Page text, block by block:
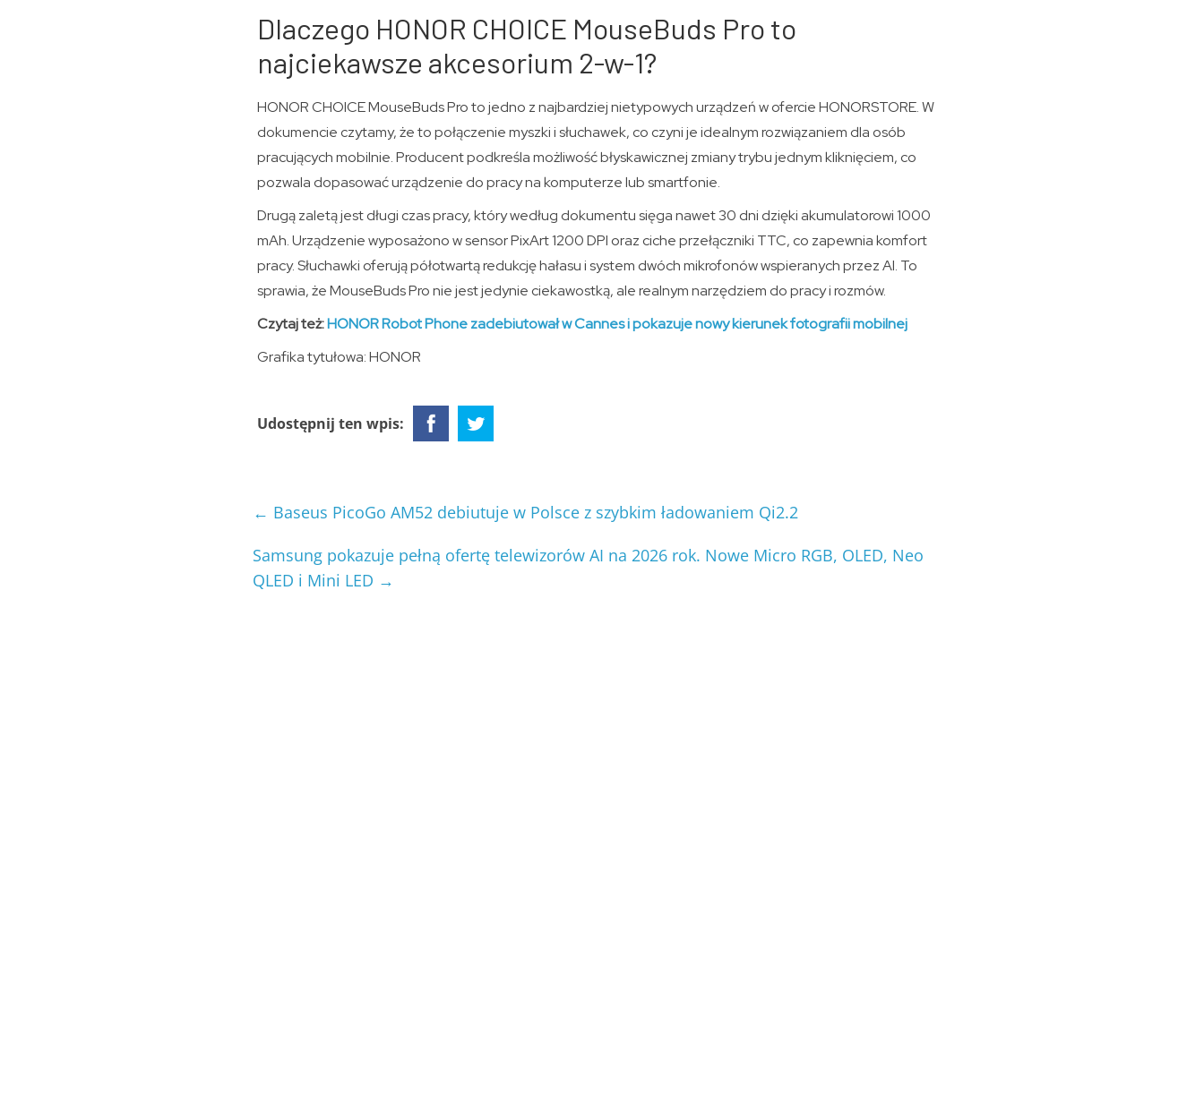
Dlaczego HONOR CHOICE MouseBuds Pro to
najciekawsze akcesorium 2-w-1?
HONOR CHOICE MouseBuds Pro to jedno z najbardziej nietypowych urządzeń w ofercie HONORSTORE. W
dokumencie czytamy, że to połączenie myszki i słuchawek, co czyni je idealnym rozwiązaniem dla osób
pracujących mobilnie. Producent podkreśla możliwość błyskawicznej zmiany trybu jednym kliknięciem, co
pozwala dopasować urządzenie do pracy na komputerze lub smartfonie.
Drugą zaletą jest długi czas pracy, który według dokumentu sięga nawet 30 dni dzięki akumulatorowi 1000
mAh. Urządzenie wyposażono w sensor PixArt 1200 DPI oraz ciche przełączniki TTC, co zapewnia komfort
pracy. Słuchawki oferują półotwartą redukcję hałasu i system dwóch mikrofonów wspieranych przez AI. To
sprawia, że MouseBuds Pro nie jest jedynie ciekawostką, ale realnym narzędziem do pracy i rozmów.
Czytaj też:HONOR Robot Phone zadebiutował w Cannes i pokazuje nowy kierunek fotografii mobilnej
Grafika tytułowa: HONOR
Udostępnij ten wpis:
← Baseus PicoGo AM52 debiutuje w Polsce z szybkim ładowaniem Qi2.2
Samsung pokazuje pełną ofertę telewizorów AI na 2026 rok. Nowe Micro RGB, OLED, Neo
QLED i Mini LED →